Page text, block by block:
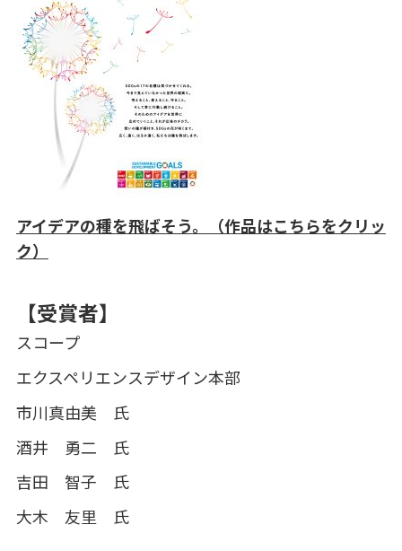
アイデアの種を飛ばそう。
（作品はこちらをクリッ
ク）
【受賞者】
スコープ
エクスペリエンスデザイン本部
市川真由美 氏
酒井 勇二 氏
吉田 智子 氏
大木 友里 氏